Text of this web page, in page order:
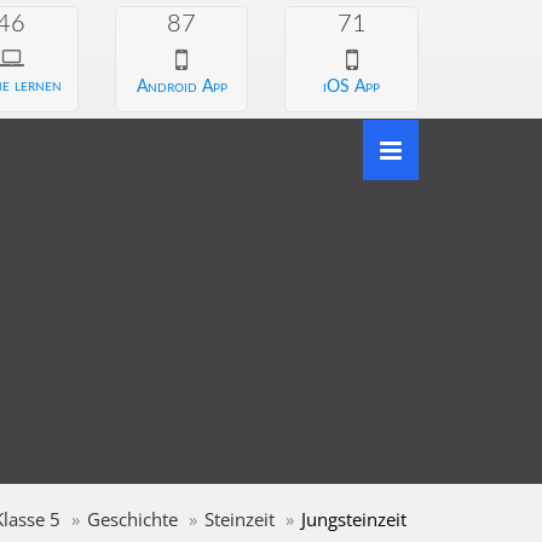
lernen
87
Android App
71
iOS App
5 Geschichte Steinzeit Jungsteinzeit